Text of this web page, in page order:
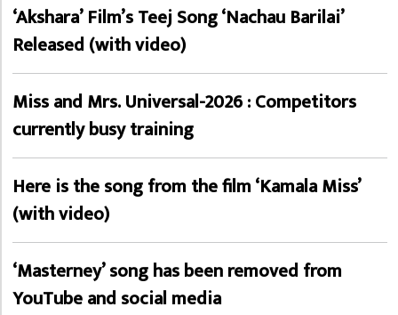
‘Akshara’ Film’s Teej Song ‘Nachau Barilai’
Released (with video)
Miss and Mrs. Universal-2026 : Competitors
currently busy training
Here is the song from the film ‘Kamala Miss’
(with video)
‘Masterney’ song has been removed from
YouTube and social media